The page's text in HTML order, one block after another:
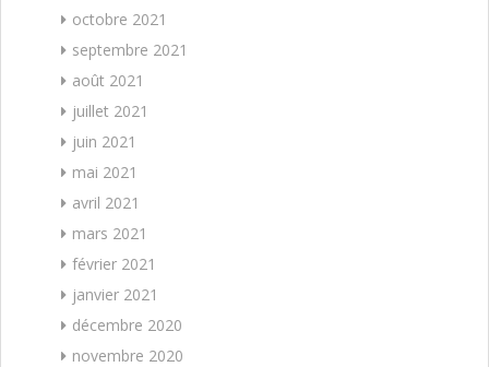
octobre 2021
septembre 2021
août 2021
juillet 2021
juin 2021
mai 2021
avril 2021
mars 2021
février 2021
janvier 2021
décembre 2020
novembre 2020